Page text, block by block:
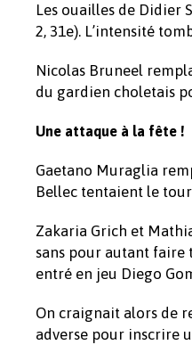
Les ouailles de Didier
2, 31e). L’intensité
Nicolas Bruneel
du gardien choletais
Une attaque à la fête !
Gaetano Muraglia
Bellec tentaient le
Zakaria Grich et
sans pour autant faire
entré en jeu Diego
On craignait alors de
adverse pour inscrire